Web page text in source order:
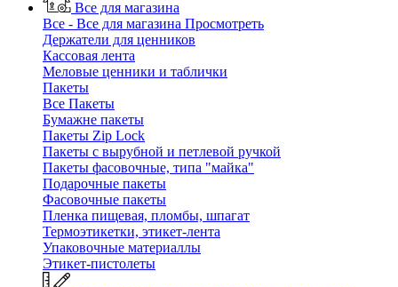
Все для магазина
Все - Все для магазина Просмотреть
Держатели для ценников
Кассовая лента
Меловые ценники и таблички
Пакеты
Все Пакеты
Бумажне пакеты
Пакеты Zip Lock
Пакеты с вырубной и петлевой ручкой
Пакеты фасовочные, типа "майка"
Подарочные пакеты
Фасовочные пакеты
Пленка пищевая, пломбы, шпагат
Термоэтикетки, этикет-лента
Упаковочные материаллы
Этикет-пистолеты